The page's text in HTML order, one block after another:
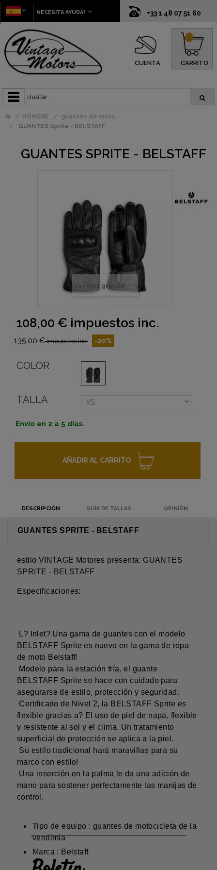
+33 1 48 07 51 60
NECESITA AYUDA?
CUENTA CARRITO
0
HOMBRE
guantes de moto
GUANTES Sprite - BELSTAFF
GUANTES SPRITE - BELSTAFF
Ver más grande
108,00 € impuestos inc.
135,00 €impuestos inc. -20%
COLOR
TALLA
Envío en 2 a 5 días.
AÑADIR AL CARRITO
DESCRIPCIÓN GUÍA DE TALLAS OPINIÓN
GUANTES SPRITE - BELSTAFF
estilo VINTAGE Motores presenta: GUANTES
SPRITE - BELSTAFF
Especificaciones:
L? Inlet? Una gama de guantes con el modelo
BELSTAFF Sprite es nuevo en la gama de ropa
de moto Belstaff!
Modelo para la estación fría, el guante
BELSTAFF Sprite se hace con cuidado para
asegurarse de estilo, protección y seguridad.
Certificado de Nivel 2, la BELSTAFF Sprite es
flexible gracias a? El uso de piel de napa, flexible
y resistente al sol y el clima. Un tratamiento
superficial de protección se aplica a la piel.
Su estilo tradicional hará maravillas para su
marco con estilo!
Una inserción en la palma le da una adición de
mano para sostener perfectamente las manijas de
control.
Tipo de equipo : guantes de motocicleta de la
vendimia
Marca : Belstaff